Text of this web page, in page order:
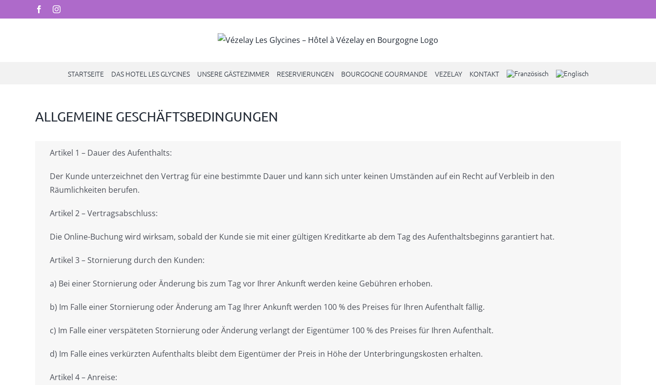
to
FacebookInstagram
STARTSEITE DAS HOTEL LES GLYCINES UNSERE GÄSTEZIMMER RESERVIERUNGEN BOURGOGNE GOURMANDE VEZELAY KONTAKT
ALLGEMEINE GESCHÄFTSBEDINGUNGEN
Artikel 1 – Dauer des Aufenthalts:
Der Kunde unterzeichnet den Vertrag für eine bestimmte Dauer und kann sich unter keinen Umständen auf ein Recht auf Verbleib in den
Räumlichkeiten berufen.
Artikel 2 – Vertragsabschluss:
Die Online-Buchung wird wirksam, sobald der Kunde sie mit einer gültigen Kreditkarte ab dem Tag des Aufenthaltsbeginns garantiert hat.
Artikel 3 – Stornierung durch den Kunden:
a) Bei einer Stornierung oder Änderung bis zum Tag vor Ihrer Ankunft werden keine Gebühren erhoben.
b) Im Falle einer Stornierung oder Änderung am Tag Ihrer Ankunft werden 100 % des Preises für Ihren Aufenthalt fällig.
c) Im Falle einer verspäteten Stornierung oder Änderung verlangt der Eigentümer 100 % des Preises für Ihren Aufenthalt.
d) Im Falle eines verkürzten Aufenthalts bleibt dem Eigentümer der Preis in Höhe der Unterbringungskosten erhalten.
Artikel 4 – Anreise: